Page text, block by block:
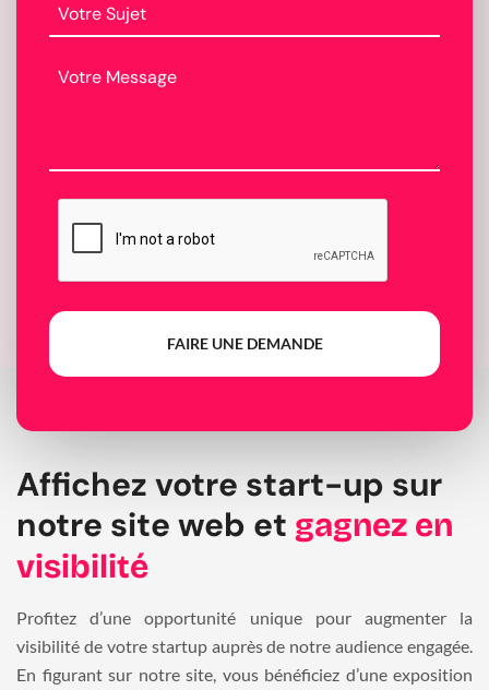
FAIRE UNE DEMANDE
Affichez votre start-up sur
notre site web et gagnez en
visibilité
Profitez d’une opportunité unique pour augmenter la
visibilité de votre startup auprès de notre audience engagée.
En figurant sur notre site, vous bénéficiez d’une exposition